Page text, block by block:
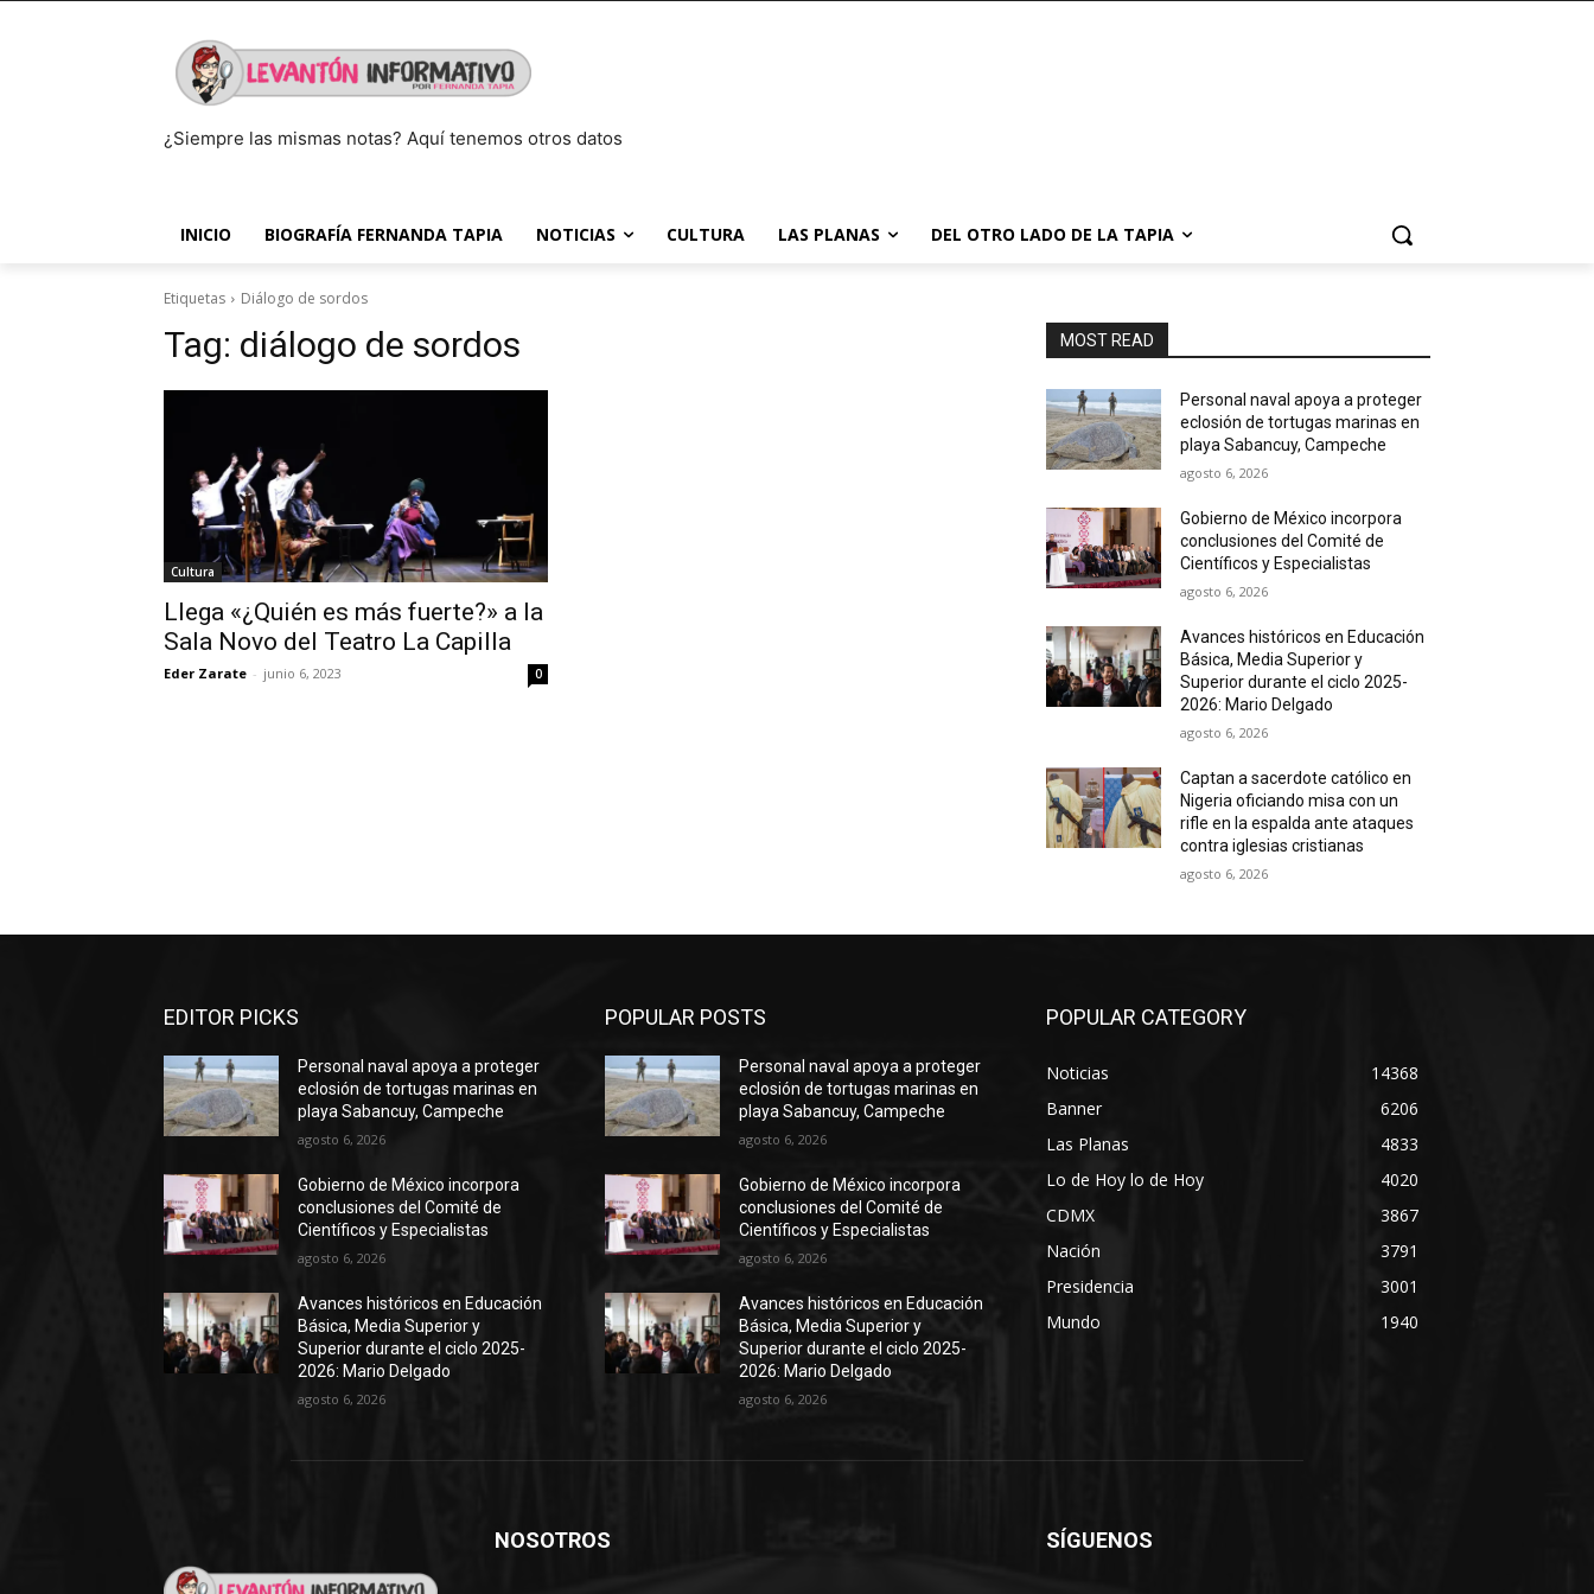
¿Siempre las mismas notas? Aquí tenemos otros datos
INICIO BIOGRAFÍA FERNANDA TAPIA NOTICIAS CULTURA LAS PLANAS DEL OTRO LADO DE LA TAPIA
Etiquetas Diálogo de sordos
Tag: diálogo de sordos
Cultura
Llega «¿Quién es más fuerte?» a la
Sala Novo del Teatro La Capilla
Eder Zarate - junio 6, 2023 0
MOST READ
Personal naval apoya a proteger
eclosión de tortugas marinas en
playa Sabancuy, Campeche
agosto 6, 2026
Gobierno de México incorpora
conclusiones del Comité de
Científicos y Especialistas
agosto 6, 2026
Avances históricos en Educación
Básica, Media Superior y
Superior durante el ciclo 2025-
2026: Mario Delgado
agosto 6, 2026
Captan a sacerdote católico en
Nigeria oficiando misa con un
rifle en la espalda ante ataques
contra iglesias cristianas
agosto 6, 2026
EDITOR PICKS
Personal naval apoya a proteger
eclosión de tortugas marinas en
playa Sabancuy, Campeche
agosto 6, 2026
Gobierno de México incorpora
conclusiones del Comité de
Científicos y Especialistas
agosto 6, 2026
Avances históricos en Educación
Básica, Media Superior y
Superior durante el ciclo 2025-
2026: Mario Delgado
agosto 6, 2026
POPULAR POSTS
Personal naval apoya a proteger
eclosión de tortugas marinas en
playa Sabancuy, Campeche
agosto 6, 2026
Gobierno de México incorpora
conclusiones del Comité de
Científicos y Especialistas
agosto 6, 2026
Avances históricos en Educación
Básica, Media Superior y
Superior durante el ciclo 2025-
2026: Mario Delgado
agosto 6, 2026
POPULAR CATEGORY
Noticias
14368
Banner
6206
Las Planas
4833
Lo de Hoy lo de Hoy
4020
CDMX
3867
Nación
3791
Presidencia
3001
Mundo
1940
NOSOTROS SÍGUENOS